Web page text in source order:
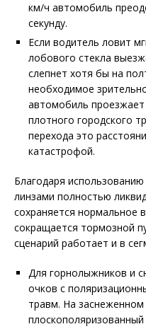
км/ч автомобиль
секунду.
Если водитель ловит
лобового стекла
слепнет хотя бы на
необходимое
автомобиль
плотного городского
перехода это
катастрофой.
Благодаря
линзами полностью
сохраняется нормальное
сокращается тормозной
сценарий работает и в
Для горнолыжников и
очков с
травм. На